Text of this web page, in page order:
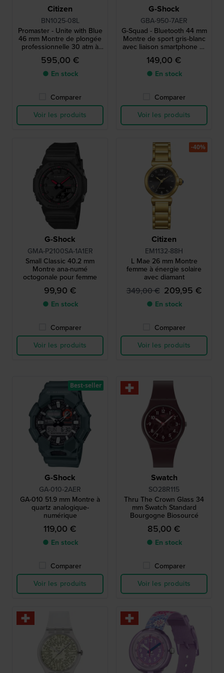
Citizen
BN1025-08L
Promaster - Unite with Blue
46 mm Montre de plongée
professionnelle 30 atm à
énergie solaire, édition
limitée, avec prolongateur
de bracelet
595,00 €
● En stock
Comparer
Voir les produits
G-Shock
GBA-950-7AER
G-Squad - Bluetooth 44 mm
Montre de sport gris-blanc
avec liaison smartphone et
compatibilité Strava
149,00 €
● En stock
Comparer
Voir les produits
G-Shock
GMA-P2100SA-1A1ER
Small Classic 40.2 mm
Montre ana-numé
octogonale pour femme
99,90 €
● En stock
Comparer
Voir les produits
Citizen
EM1132-88H
L Mae 26 mm Montre
femme à énergie solaire
avec diamant
349,00 € 209,95 €
● En stock
Comparer
Voir les produits
-40%
G-Shock
GA-010-2AER
GA-010 51.9 mm Montre à
quartz analogique-
numérique
119,00 €
● En stock
Comparer
Voir les produits
Best-seller
Swatch
SO28R115
Thru The Crown Glass 34
mm Swatch Standard
Bourgogne Biosourcé
85,00 €
● En stock
Comparer
Voir les produits